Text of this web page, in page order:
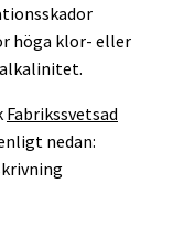
höga klor- eller
Fabrikssvetsad
nedan: